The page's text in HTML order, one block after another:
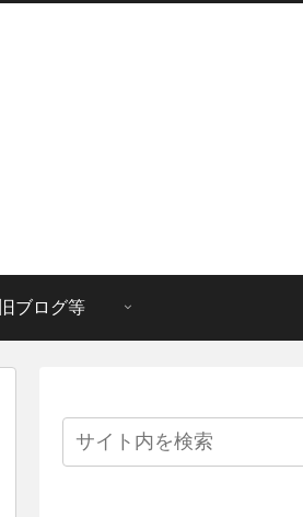
旧ブログ等